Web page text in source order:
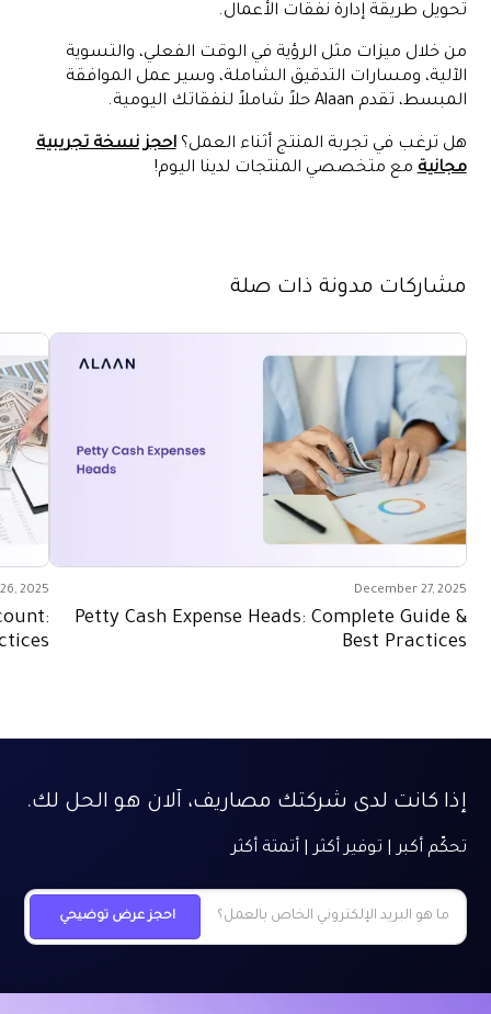
تحويل طريقة إدارة نفقات الأعمال.
من خلال ميزات مثل الرؤية في الوقت الفعلي، والتسوية
الآلية، ومسارات التدقيق الشاملة، وسير عمل الموافقة
المبسط، تقدم Alaan حلاً شاملاً لنفقاتك اليومية.
هل ترغب في تجربة المنتج أثناء العمل؟احجز نسخة تجريبية
مجانيةمع متخصصي المنتجات لدينا اليوم!
مشاركات مدونة ذات صلة
December 27, 2025
Petty Cash Expense Heads: Complete Guide &
Best Practices
2025
إذا كانت لدى شركتك مصاريف، آلان هو الحل لك.
تحكّم أكبر | توفير أكثر | أتمتة أكثر